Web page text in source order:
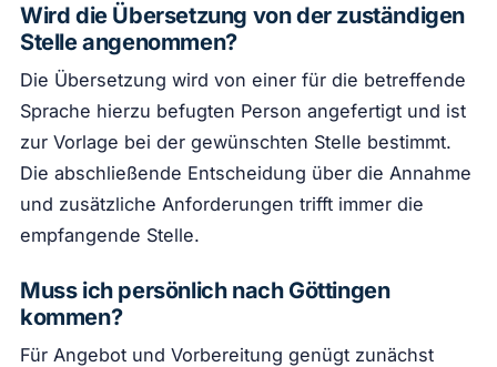
Wird die Übersetzung von der zuständigen
Stelle angenommen?
Die Übersetzung wird von einer für die betreffende
Sprache hierzu befugten Person angefertigt und ist
zur Vorlage bei der gewünschten Stelle bestimmt.
Die abschließende Entscheidung über die Annahme
und zusätzliche Anforderungen trifft immer die
empfangende Stelle.
Muss ich persönlich nach Göttingen
kommen?
Für Angebot und Vorbereitung genügt zunächst